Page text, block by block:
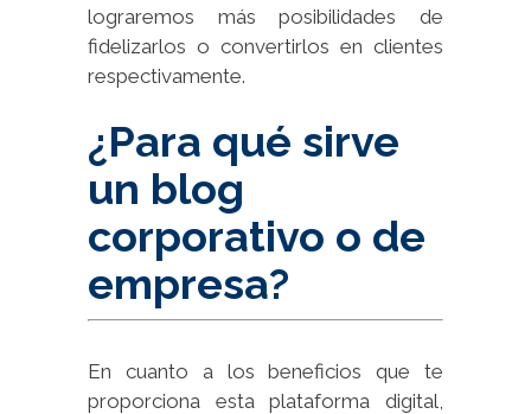
lograremos más posibilidades de
fidelizarlos o convertirlos en clientes
respectivamente.
¿Para qué sirve
un blog
corporativo o de
empresa?
En cuanto a los beneficios que te
proporciona esta plataforma digital,